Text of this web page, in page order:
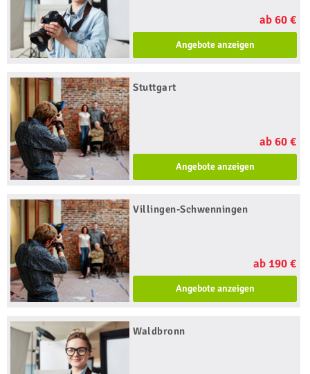
ab 60 €
Angebote anzeigen
Stuttgart
ab 60 €
Angebote anzeigen
Villingen-Schwenningen
ab 190 €
Angebote anzeigen
Waldbronn